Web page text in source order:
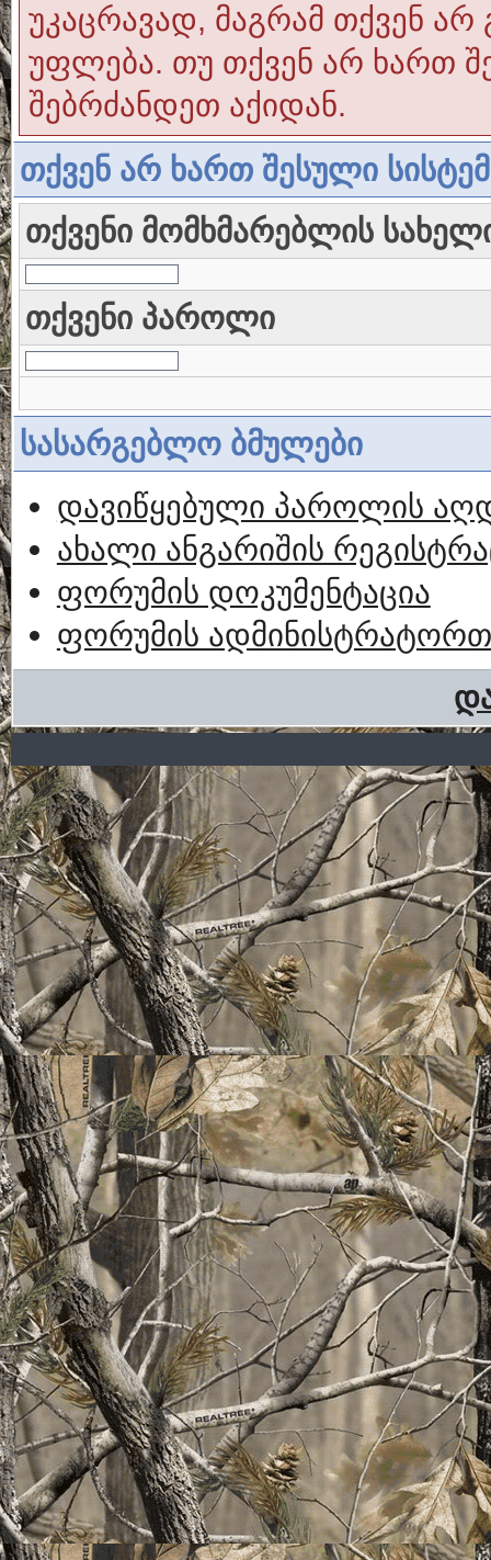
უკაცრავად, მაგრამ თქვენ არ
უფლება. თუ თქვენ არ ხართ
შებრძანდეთ აქიდან.
თქვენ არ ხართ შესული
თქვენი მომხმარებლის
თქვენი პაროლი
სასარგებლო ბმულები
დავიწყებული პაროლის
ახალი ანგარიშის
ფორუმის დოკუმენტაცია
ფორუმის